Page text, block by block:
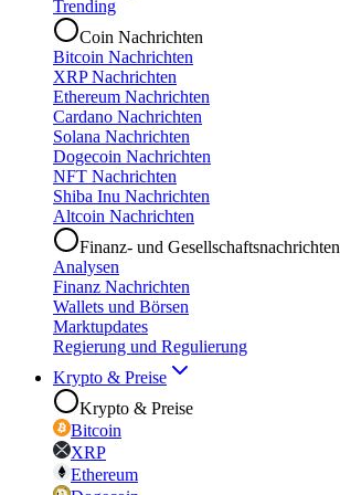
Trending
Coin Nachrichten
Bitcoin Nachrichten
XRP Nachrichten
Ethereum Nachrichten
Cardano Nachrichten
Solana Nachrichten
Dogecoin Nachrichten
NFT Nachrichten
Shiba Inu Nachrichten
Altcoin Nachrichten
Finanz- und Gesellschaftsnachrichten
Analysen
Finanz Nachrichten
Wallets und Börsen
Marktupdates
Regierung und Regulierung
Krypto & Preise
Krypto & Preise
Bitcoin
XRP
Ethereum